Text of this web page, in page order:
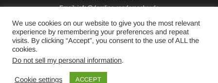
Email:info@demling-randersacker.de
Copyright © 2026 Hotel-Café Demling - All Rights Reserved.
We use cookies on our website to give you the most relevant
experience by remembering your preferences and repeat
visits. By clicking “Accept”, you consent to the use of ALL the
cookies.
Do not sell my personal information.
Cookie settings ACCEPT